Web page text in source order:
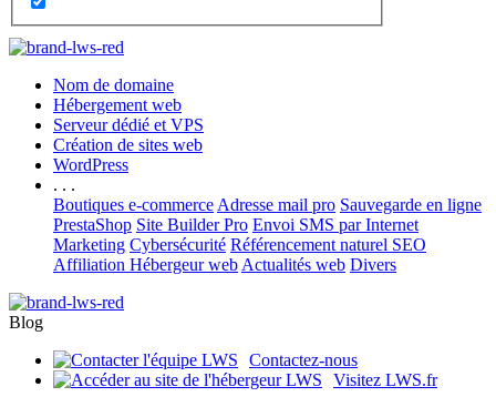
Nom de domaine
Hébergement web
Serveur dédié et VPS
Création de sites web
WordPress
. . .
Boutiques e-commerce Adresse mail pro Sauvegarde en ligne
PrestaShop Site Builder Pro Envoi SMS par Internet
Marketing Cybersécurité Référencement naturel SEO
Affiliation Hébergeur web Actualités web Divers
Blog
Contactez-nous
Visitez LWS.fr